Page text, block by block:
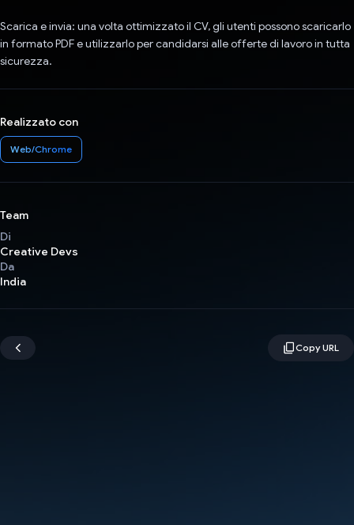
Scarica e invia: una volta ottimizzato il CV, gli utenti possono scaricarlo
in formato PDF e utilizzarlo per candidarsi alle offerte di lavoro in tutta
sicurezza.
Realizzato con
Web/Chrome
Team
Di
Creative Devs
Da
India